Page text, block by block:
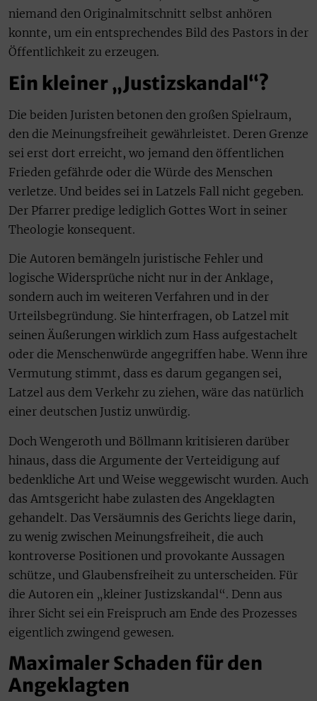
niemand den Originalmitschnitt selbst anhören
konnte, um ein entsprechendes Bild des Pastors in der
Öffentlichkeit zu erzeugen.
Ein kleiner „Justizskandal“?
Die beiden Juristen betonen den großen Spielraum,
den die Meinungsfreiheit gewährleistet. Deren Grenze
sei erst dort erreicht, wo jemand den öffentlichen
Frieden gefährde oder die Würde des Menschen
verletze. Und beides sei in Latzels Fall nicht gegeben.
Der Pfarrer predige lediglich Gottes Wort in seiner
Theologie konsequent.
Die Autoren bemängeln juristische Fehler und
logische Widersprüche nicht nur in der Anklage,
sondern auch im weiteren Verfahren und in der
Urteilsbegründung. Sie hinterfragen, ob Latzel mit
seinen Äußerungen wirklich zum Hass aufgestachelt
oder die Menschenwürde angegriffen habe. Wenn ihre
Vermutung stimmt, dass es darum gegangen sei,
Latzel aus dem Verkehr zu ziehen, wäre das natürlich
einer deutschen Justiz unwürdig.
Doch Wengeroth und Böllmann kritisieren darüber
hinaus, dass die Argumente der Verteidigung auf
bedenkliche Art und Weise weggewischt wurden. Auch
das Amtsgericht habe zulasten des Angeklagten
gehandelt. Das Versäumnis des Gerichts liege darin,
zu wenig zwischen Meinungsfreiheit, die auch
kontroverse Positionen und provokante Aussagen
schütze, und Glaubensfreiheit zu unterscheiden. Für
die Autoren ein „kleiner Justizskandal“. Denn aus
ihrer Sicht sei ein Freispruch am Ende des Prozesses
eigentlich zwingend gewesen.
Maximaler Schaden für den
Angeklagten